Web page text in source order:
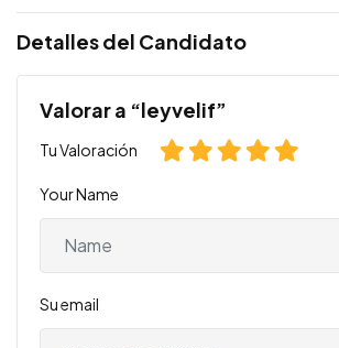
Detalles del Candidato
Valorar a “leyvelif”
Tu Valoración
Your Name
Su email